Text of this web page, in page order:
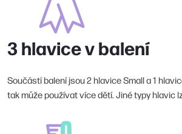
3 hlavice v balení
Součástí balení jsou 2 hlavice Small a 1
tak může používat více dětí. Jiné typy hlavic